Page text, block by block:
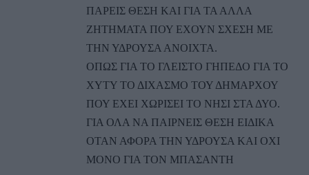
ΠΑΡΕΙΣ ΘΕΣΗ ΚΑΙ ΓΙΑ ΤΑ ΑΛΛΑ
ΖΗΤΗΜΑΤΑ ΠΟΥ ΕΧΟΥΝ ΣΧΕΣΗ ΜΕ
ΤΗΝ ΥΔΡΟΥΣΑ ΑΝΟΙΧΤΑ.
ΟΠΩΣ ΓΙΑ ΤΟ ΓΛΕΙΣΤΟ ΓΗΠΕΔΟ ΓΙΑ ΤΟ
ΧΥΤΥ ΤΟ ΔΙΧΑΣΜΟ ΤΟΥ ΔΗΜΑΡΧΟΥ
ΠΟΥ ΕΧΕΙ ΧΩΡΙΣΕΙ ΤΟ ΝΗΣΙ ΣΤΑ ΔΥΟ.
ΓΙΑ ΟΛΑ ΝΑ ΠΑΙΡΝΕΙΣ ΘΕΣΗ ΕΙΔΙΚΑ
ΟΤΑΝ ΑΦΟΡΑ ΤΗΝ ΥΔΡΟΥΣΑ ΚΑΙ ΟΧΙ
ΜΟΝΟ ΓΙΑ ΤΟΝ ΜΠΑΣΑΝΤΗ